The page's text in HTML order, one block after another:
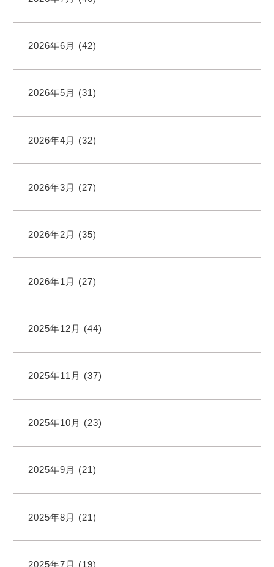
2026年6月 (42)
2026年5月 (31)
2026年4月 (32)
2026年3月 (27)
2026年2月 (35)
2026年1月 (27)
2025年12月 (44)
2025年11月 (37)
2025年10月 (23)
2025年9月 (21)
2025年8月 (21)
2025年7月 (19)